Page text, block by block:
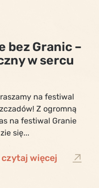
bez Granic –
w sercu
na festiwal
Z ogromną
na festiwal Granie
się...
czytaj więcej